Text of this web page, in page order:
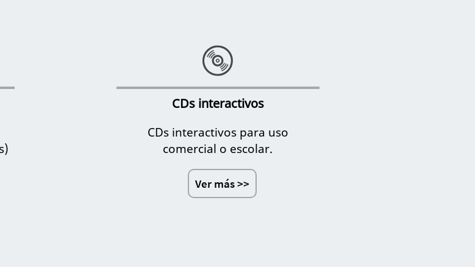
CDs interactivos
CDs interactivos para uso
comercial o escolar.
Ver más >>